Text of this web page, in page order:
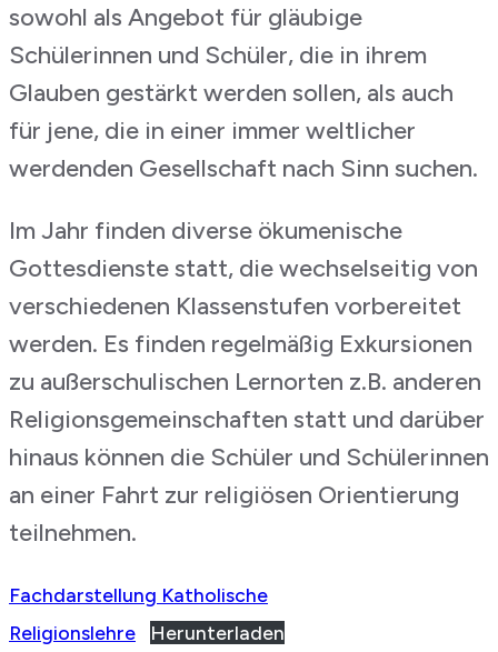
sowohl als Angebot für gläubige
Schülerinnen und Schüler, die in ihrem
Glauben gestärkt werden sollen, als auch
für jene, die in einer immer weltlicher
werdenden Gesellschaft nach Sinn suchen.
Im Jahr finden diverse ökumenische
Gottesdienste statt, die wechselseitig von
verschiedenen Klassenstufen vorbereitet
werden. Es finden regelmäßig Exkursionen
zu außerschulischen Lernorten z.B. anderen
Religionsgemeinschaften statt und darüber
hinaus können die Schüler und Schülerinnen
an einer Fahrt zur religiösen Orientierung
teilnehmen.
Fachdarstellung Katholische
Religionslehre
Herunterladen